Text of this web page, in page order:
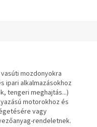
vasúti mozdonyokra
ipari alkalmazásokhoz
tengeri meghajtás...)
motorokhoz és
vagy
rendeletnek.